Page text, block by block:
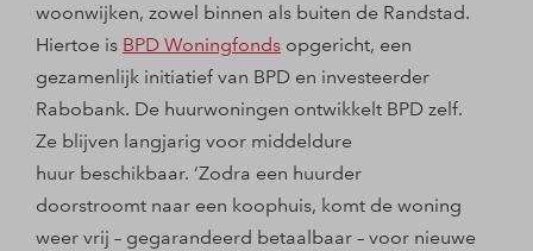
woonwijken, zowel binnen als buiten de Randstad.
Hiertoe is BPD Woningfonds opgericht, een
gezamenlijk initiatief van BPD en investeerder
Rabobank. De huurwoningen ontwikkelt BPD zelf.
Ze blijven langjarig voor middeldure
huur beschikbaar. ‘Zodra een huurder
doorstroomt naar een koophuis, komt de woning
weer vrij – gegarandeerd betaalbaar – voor nieuwe